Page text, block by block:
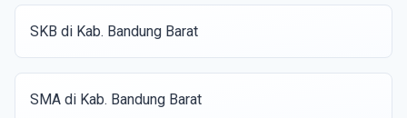
SKB di Kab. Bandung Barat
SMA di Kab. Bandung Barat